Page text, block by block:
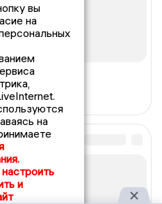
вы
на
на
настроить
и